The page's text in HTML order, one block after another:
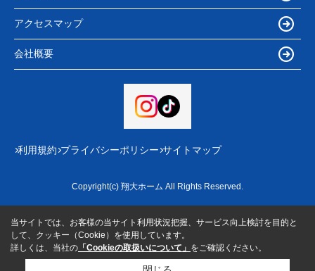
アクセスマップ
会社概要
利用規約 プライバシーポリシー サイトマップ
Copyright(c) 翔大ホーム All Rights Reserved.
当サイトでは、お客様の当サイト利用状況把握、サービス向上検討を目的と
して、クッキー（Cookie）を使用しています。
詳しくは、当社の 「Cookieの取扱いについて」 をご確認ください。